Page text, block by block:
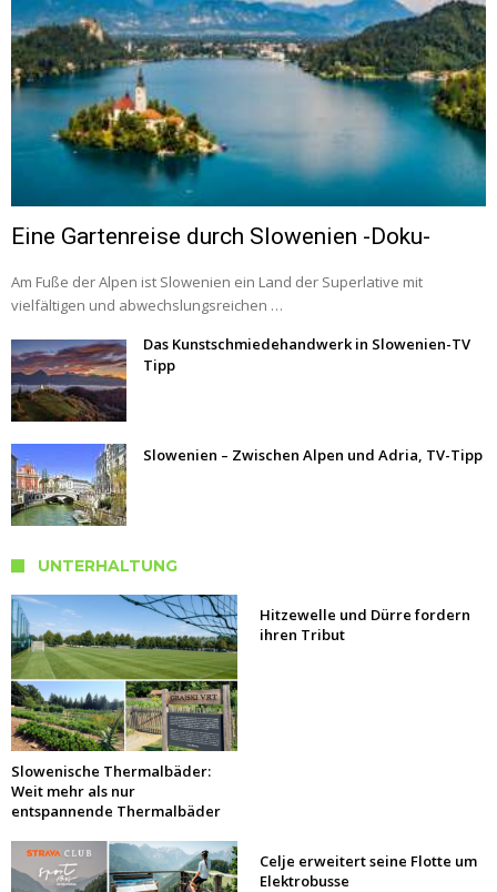
Eine Gartenreise durch Slowenien -Doku-
Am Fuße der Alpen ist Slowenien ein Land der Superlative mit
vielfältigen und abwechslungsreichen …
Das Kunstschmiedehandwerk in Slowenien-TV
Tipp
Slowenien – Zwischen Alpen und Adria, TV-Tipp
UNTERHALTUNG
Slowenische Thermalbäder:
Weit mehr als nur
entspannende Thermalbäder
Hitzewelle und Dürre fordern
ihren Tribut
Celje erweitert seine Flotte um
Elektrobusse